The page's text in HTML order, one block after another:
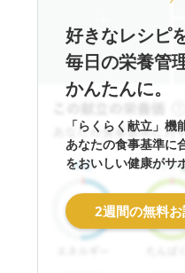
好きなレシピ
毎日の栄養管
かんたんに。
「らくらく献立」機
あなたの食事基準に
をおいしい健康がサ
2週間の無料